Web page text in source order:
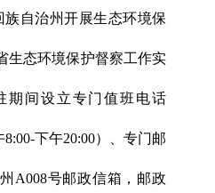
族自治州开展生态环境保
生态环境保护督察工作实
期间设立专门值班电话
8:00-下午20:00）、专门邮
A008号邮政信箱，邮政